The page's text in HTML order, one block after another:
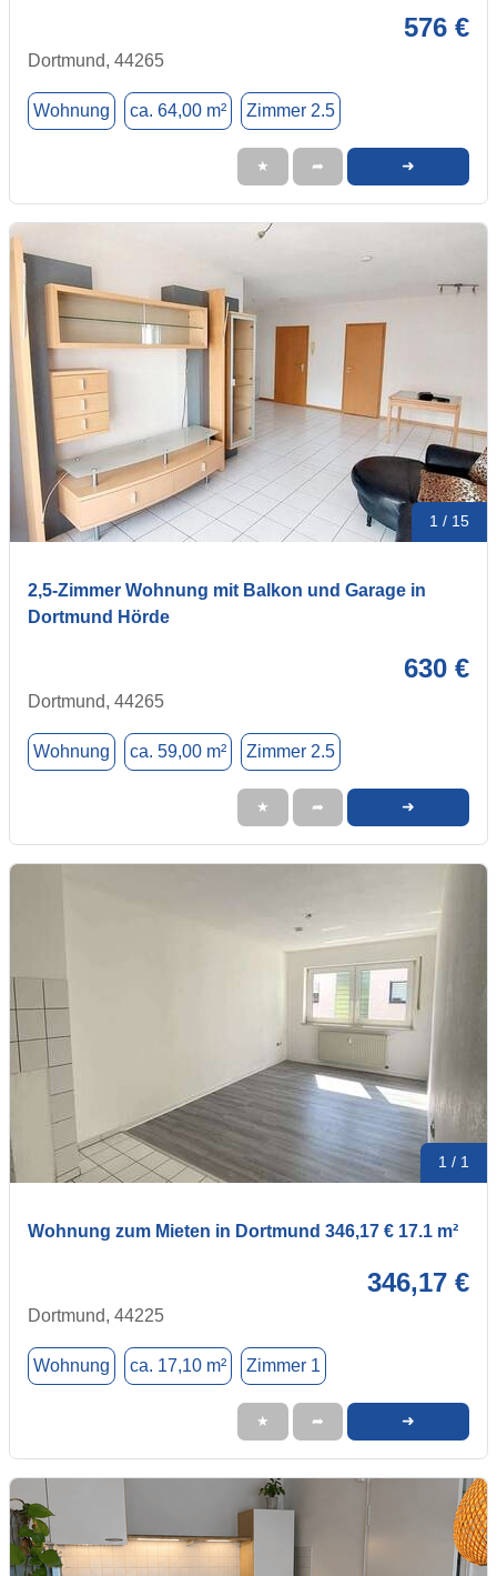
576 €
Dortmund, 44265
Wohnung ca. 64,00 m² Zimmer 2.5
★ ➦ ➜
1 / 15
2,5-Zimmer Wohnung mit Balkon und Garage in
Dortmund Hörde
630 €
Dortmund, 44265
Wohnung ca. 59,00 m² Zimmer 2.5
★ ➦ ➜
1 / 1
Wohnung zum Mieten in Dortmund 346,17 € 17.1 m²
346,17 €
Dortmund, 44225
Wohnung ca. 17,10 m² Zimmer 1
★ ➦ ➜